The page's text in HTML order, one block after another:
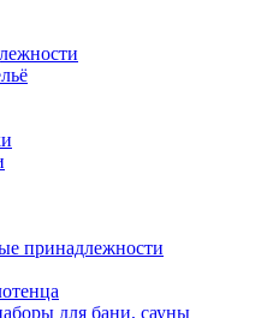
принадлежности
для бани, сауны